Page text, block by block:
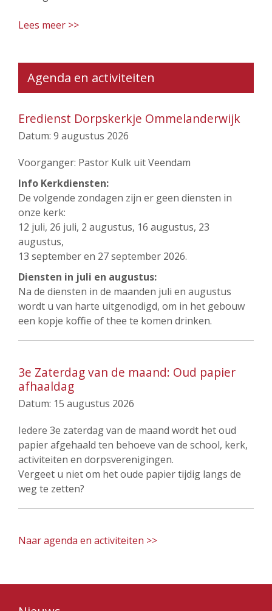
Lees meer >>
Agenda en activiteiten
Eredienst Dorpskerkje Ommelanderwijk
Datum: 9 augustus 2026
Voorganger: Pastor Kulk uit Veendam
Info Kerkdiensten:
De volgende zondagen zijn er geen diensten in
onze kerk:
12 juli, 26 juli, 2 augustus, 16 augustus, 23
augustus,
13 september en 27 september 2026.
Diensten in juli en augustus:
Na de diensten in de maanden juli en augustus
wordt u van harte uitgenodigd, om in het gebouw
een kopje koffie of thee te komen drinken.
3e Zaterdag van de maand: Oud papier
afhaaldag
Datum: 15 augustus 2026
Iedere 3e zaterdag van de maand wordt het oud
papier afgehaald ten behoeve van de school, kerk,
activiteiten en dorpsverenigingen.
Vergeet u niet om het oude papier tijdig langs de
weg te zetten?
Naar agenda en activiteiten >>